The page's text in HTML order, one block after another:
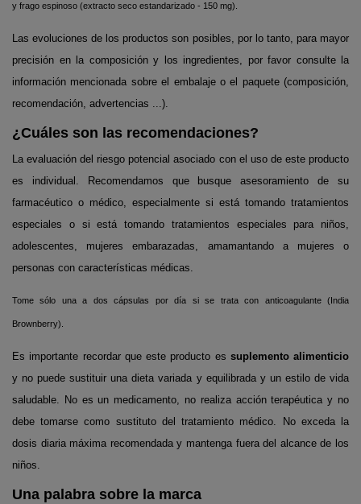
y frago espinoso (extracto seco estandarizado - 150 mg).
Las evoluciones de los productos son posibles, por lo tanto, para mayor
precisión en la composición y los ingredientes, por favor consulte la
información mencionada sobre el embalaje o el paquete (composición,
recomendación, advertencias ...).
¿Cuáles son las recomendaciones?
La evaluación del riesgo potencial asociado con el uso de este producto
es individual. Recomendamos que busque asesoramiento de su
farmacéutico o médico, especialmente si está tomando tratamientos
especiales o si está tomando tratamientos especiales para niños,
adolescentes, mujeres embarazadas, amamantando a mujeres o
personas con características médicas.
Tome sólo una a dos cápsulas por día si se trata con anticoagulante (India
Brownberry).
Es importante recordar que este producto es suplemento alimenticio
y no puede sustituir una dieta variada y equilibrada y un estilo de vida
saludable. No es un medicamento, no realiza acción terapéutica y no
debe tomarse como sustituto del tratamiento médico. No exceda la
dosis diaria máxima recomendada y mantenga fuera del alcance de los
niños.
Una palabra sobre la marca